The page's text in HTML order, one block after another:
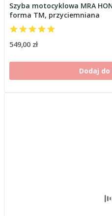
Szyba motocyklowa MRA
forma TM, przyciemniana
549,00 zł
Dodaj